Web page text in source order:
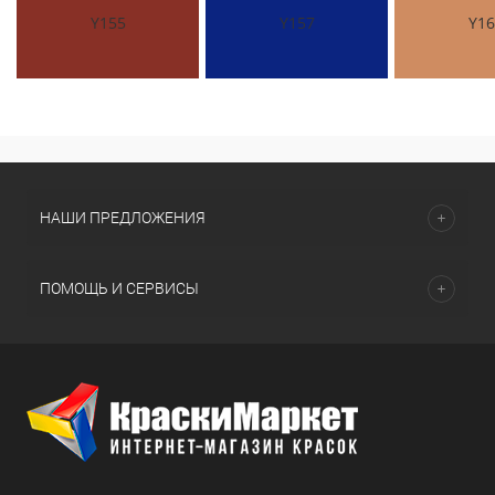
Y155 Y157
НАШИ ПРЕДЛОЖЕНИЯ
ПОМОЩЬ И СЕРВИСЫ